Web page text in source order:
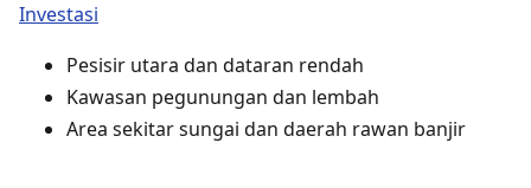
Investasi
Pesisir utara dan dataran rendah
Kawasan pegunungan dan lembah
Area sekitar sungai dan daerah rawan banjir